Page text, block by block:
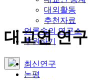
대외활동
추천자료
언론속의 연구소
후원하기
대교연 연구
최신연구
논평